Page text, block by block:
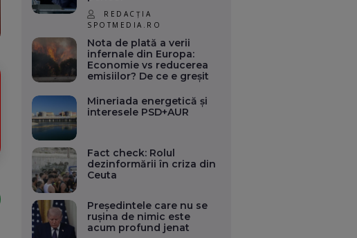
REDACȚIA
SPOTMEDIA.RO
Nota de plată a verii
infernale din Europa:
Economie vs reducerea
emisiilor? De ce e greșit
Mineriada energetică și
interesele PSD+AUR
Fact check: Rolul
dezinformării în criza din
Ceuta
Președintele care nu se
rușina de nimic este
acum profund jenat